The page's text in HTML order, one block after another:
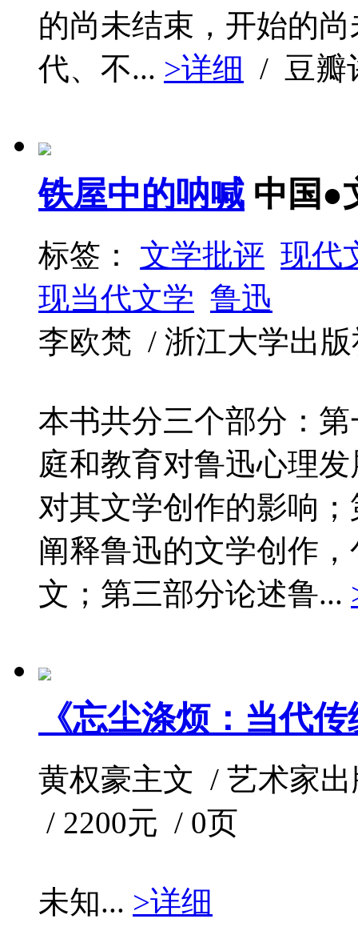
的尚未结束，开始的
代、不... >详细 / 豆瓣
铁屋中的呐喊 中国●
标签： 文学批评 现代
现当代文学 鲁迅
李欧梵 / 浙江大学出
本书共分三个部分：
庭和教育对鲁迅心理
对其文学创作的影响
阐释鲁迅的文学创作
文；第三部分论述鲁...
《忘尘涤烦：当代
黄权豪主文 / 艺术家
/ 2200元 / 0页
未知... >详细